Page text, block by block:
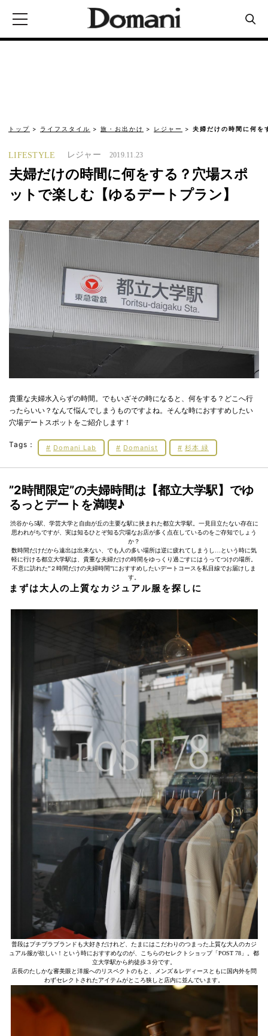
トップ ライフスタイル 旅・お出かけ レジャー 夫婦だけの時間に何を
LIFESTYLE レジャー 2019.11.23
夫婦だけの時間に何をする？穴場スポ
ットで楽しむ【ゆるデートプラン】
貴重な夫婦水入らずの時間。でもいざその時になると、何をする？どこへ行
ったらいい？なんて悩んでしまうものですよね。そんな時におすすめしたい
穴場デートスポットをご紹介します！
Tags： Domani Lab Domanist 杉本 緑
”2時間限定”の夫婦時間は【都立大学駅】でゆ
るっとデートを満喫♪
渋谷から5駅、学芸大学と自由が丘の主要な駅に挟まれた都立大学駅。一見目立たない存在に
思われがちですが、実は知るひとぞ知る穴場なお店が多く点在しているのをご存知でしょう
か？
数時間だけだから遠出は出来ない、でも人の多い場所は逆に疲れてしまうし…という時に気
軽に行ける都立大学駅は、貴重な夫婦だけの時間をゆっくり過ごすにはうってつけの場所。
不意に訪れた”２時間だけの夫婦時間”におすすめしたいデートコースを私目線でお届けしま
す。
まずは大人の上質なカジュアル服を探しに
普段はプチプラブランドも大好きだけれど、たまにはこだわりのつまった上質な大人のカジ
ュアル服が欲しい！という時におすすめなのが、こちらのセレクトショップ「POST 78」。都
立大学駅から約徒歩３分です。
店長のたしかな審美眼と洋服へのリスペクトのもと、メンズ＆レディースともに国内外を問
わずセレクトされたアイテムがところ狭しと店内に並んでいます。